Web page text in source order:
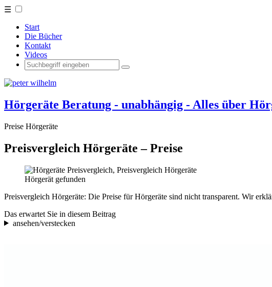
☰
Start
Die Bücher
Kontakt
Videos
Hörgeräte Beratung - unabhängig - Alles über
Preise Hörgeräte
Preisvergleich Hörgeräte – Preise
Hörgerät gefunden
Preisvergleich Hörgeräte: Die Preise für Hörgeräte sind nicht transparent. Wir
Das erwartet Sie in diesem Beitrag
ansehen/verstecken